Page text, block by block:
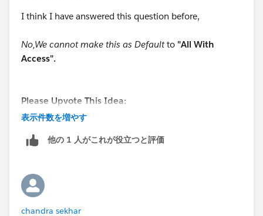
I think I have answered this question before,
No,We cannot make this as Defaultto "All With
Access".
Please Upvote This Idea:
id=08730000000DgaLAAS
https://success.salesforce.com/ideaView?
id=08730000000DkL7AAK
表示件数を増やす
他の 1 人がこれが役立つと評価
chandra sekhar